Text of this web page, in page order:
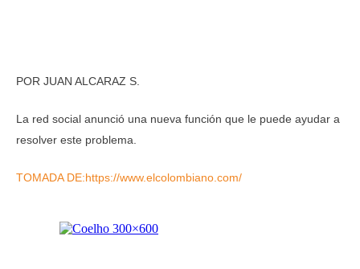
POR JUAN ALCARAZ S.
La red social anunció una nueva función que le puede ayudar a
resolver este problema.
TOMADA DE:https://www.elcolombiano.com/